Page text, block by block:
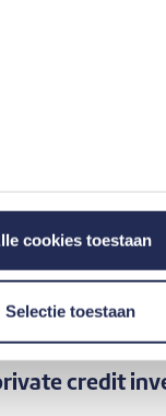
cookies toestaan
Selectie toestaan
credit